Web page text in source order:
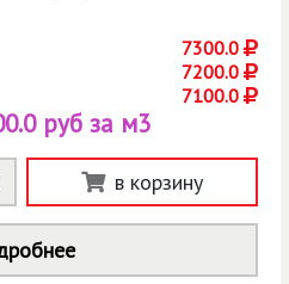
7300.0
7200.0
7100.0
руб за м3
в корзину